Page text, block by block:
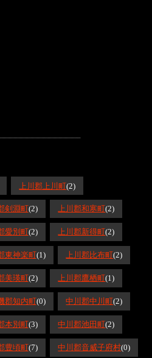
上川郡上川町(2)
剣淵町(2) 上川郡和寒町(2)
愛別町(2) 上川郡新得町(2)
東神楽町(1) 上川郡比布町(2)
美瑛町(2) 上川郡鷹栖町(1)
郡知内町(0) 中川郡中川町(2)
本別町(3) 中川郡池田町(2)
豊頃町(7) 中川郡音威子府村(0)